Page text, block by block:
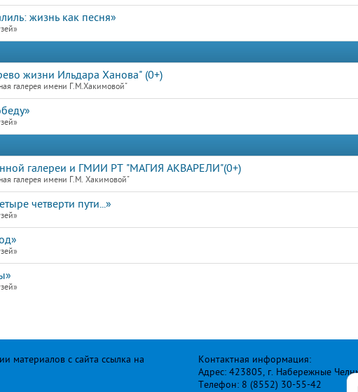
жизнь как песня»
жизни Ильдара Ханова" (0+)
галерея имени Г.М.Хакимовой"
галереи и ГМИИ РТ "МАГИЯ АКВАРЕЛИ"(0+)
галерея имени Г.М. Хакимовой"
четверти пути...»
материалов с сайта ссылка на
Контактная информация:
Адрес: 423805, г. Набережные
Телефон: 8 (8552) 30-55-42